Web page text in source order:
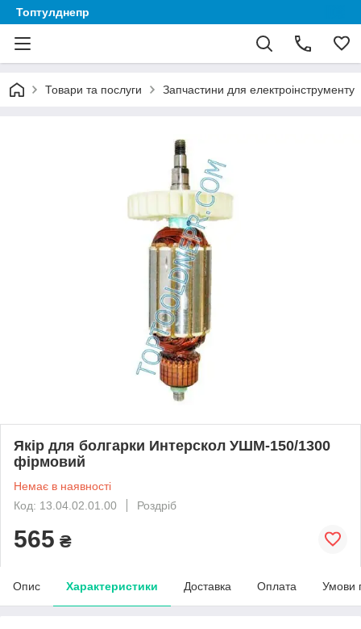
Топтулднепр
Товари та послуги Запчастини для електроінструменту
Якір для болгарки Интерскол УШМ-150/1300
фірмовий
Немає в наявності
Код: 13.04.02.01.00
Роздріб
565 ₴
Опис Характеристики Доставка Оплата Умови